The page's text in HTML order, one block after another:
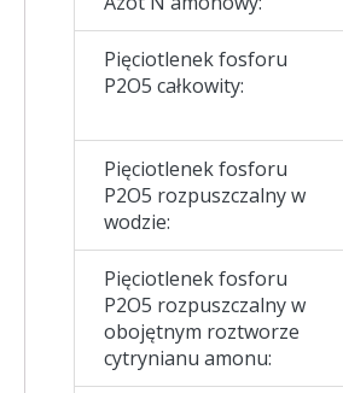
Pięciotlenek fosforu
P2O5 całkowity:
Pięciotlenek fosforu
P2O5 rozpuszczalny w
wodzie:
Pięciotlenek fosforu
P2O5 rozpuszczalny w
obojętnym roztworze
cytrynianu amonu: